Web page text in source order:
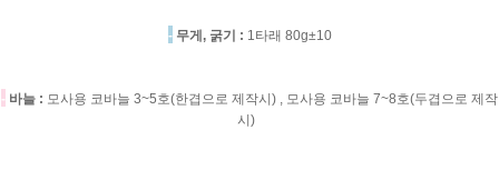
- 무게, 굵기 : 1타래 80g±10
- 바늘 : 모사용 코바늘 3~5호(한겹으로 제작시) , 모사용 코바늘 7~8호(두겹으로 제작
시)